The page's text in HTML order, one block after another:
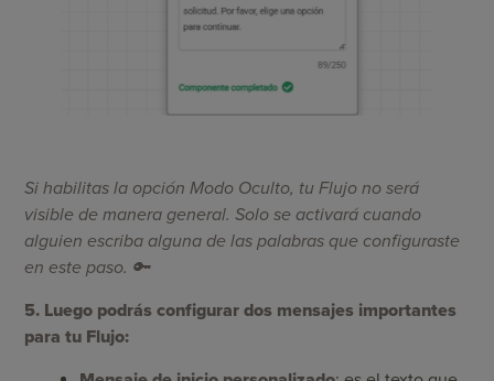
Si habilitas la opción Modo Oculto, tu Flujo no será
visible de manera general. Solo se activará cuando
alguien escriba alguna de las palabras que configuraste
en este paso. 🔑
5. Luego podrás configurar dos mensajes importantes
para tu Flujo: